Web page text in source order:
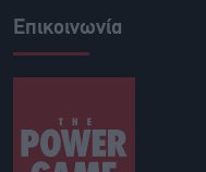
Επικοινωνία